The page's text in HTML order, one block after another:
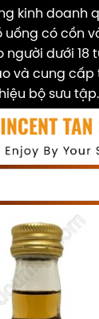
kinh doanh
uống có cồn
dưới 18
và cung cấp
bộ sưu tập.